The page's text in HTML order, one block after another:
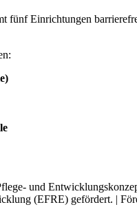
fünf Einrichtungen
und
(EFRE) gefördert. |